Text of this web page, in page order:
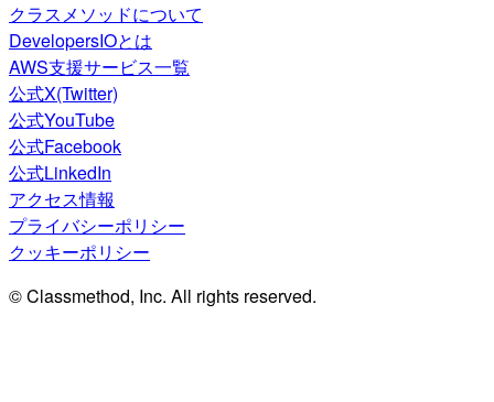
クラスメソッドについて
DevelopersIOとは
AWS支援サービス一覧
公式X(Twitter)
公式YouTube
公式Facebook
公式LinkedIn
アクセス情報
プライバシーポリシー
クッキーポリシー
© Classmethod, Inc. All rights reserved.